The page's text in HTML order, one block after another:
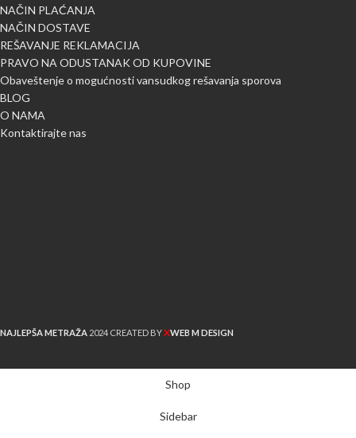
NAČIN PLAĆANJA
NAČIN DOSTAVE
REŠAVANJE REKLAMACIJA
PRAVO NA ODUSTANAK OD KUPOVINE
Obaveštenje o mogućnosti vansudkog rešavanja sporova
BLOG
O NAMA
Kontaktirajte nas
NAJLEPŠA METRAŽA 2024 CREATED BYXWEB M DESIGN
Shop
Sidebar